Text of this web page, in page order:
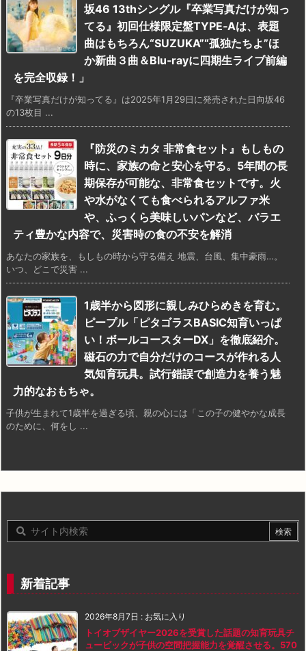
坂46 13thシングル『卒業写真だけが知っ
てる』初回仕様限定盤TYPE‑Aは、表題
曲はもちろん“SUZUKA”“孤独たちよ”ほ
か新曲３曲＆Blu‑rayに四期生ライブ前編
を完全収録！」
『卒業写真だけが知ってる』は2025年1月29日に発売された日向坂46
の13枚目 ...
『防災のミカタ 非常食セット』もしもの
時に、家族の命と安心を守る。5年間の長
期保存が可能な、非常食セットです。火
や水がなくても食べられるアルファ米
や、ふっくら美味しいパンなど、バラエ
ティ豊かな内容で、災害時の食の不安を解消
あなたの家族を、もしもの時から守る備え 地震、台風、集中豪雨…。
いつ、どこで災害 ...
1歳半から図形に親しみひらめきを育む。
ピープル「ピタゴラスBASIC知育いっぱ
い！ボールコースターDX」を徹底紹介。
磁石の力で自分だけのコースが作れる人
気知育玩具。試行錯誤で創造力を養う魅
力的なおもちゃ。
子供が生まれて1歳半を過ぎる頃、親の心には「この子の健やかな成長
のために、何をし ...
新着記事
2026年8月7日 : お気に入り
トイオブザイヤー2026を受賞した話題の知育玩具チ
ュービックが子供の空間把握能力を覚醒させる。570